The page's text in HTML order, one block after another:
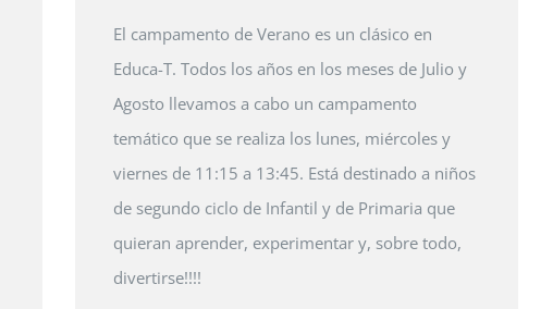
El campamento de Verano es un clásico en
Educa-T. Todos los años en los meses de Julio y
Agosto llevamos a cabo un campamento
temático que se realiza los lunes, miércoles y
viernes de 11:15 a 13:45. Está destinado a niños
de segundo ciclo de Infantil y de Primaria que
quieran aprender, experimentar y, sobre todo,
divertirse!!!!